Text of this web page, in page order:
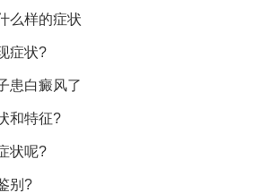
么样的症状
症状?
患白癜风了
和特征?
状呢?
别?